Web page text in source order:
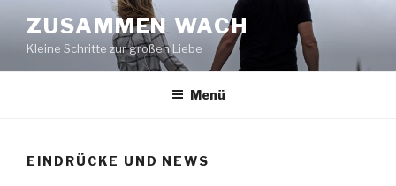
Inhalt
springen
ZUSAMMEN WACH
Kleine Schritte zur großen Liebe
Menü
EINDRÜCKE UND NEWS